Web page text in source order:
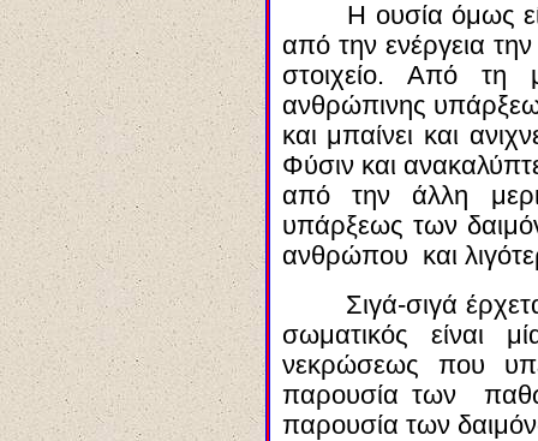
Η ουσία όμως
από την ενέργεια
στοιχείο. Από τη
ανθρώπινης
και μπαίνει και
Φύσινκαι
από την άλλη
υπάρξεως των
ανθρώπου και
Σιγά-σιγά
σωματικός είναι
νεκρώσεως που
παρουσία των
παρουσία των